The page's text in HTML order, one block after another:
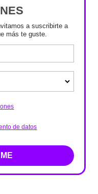
a suscribirte a
más te guste.
de datos